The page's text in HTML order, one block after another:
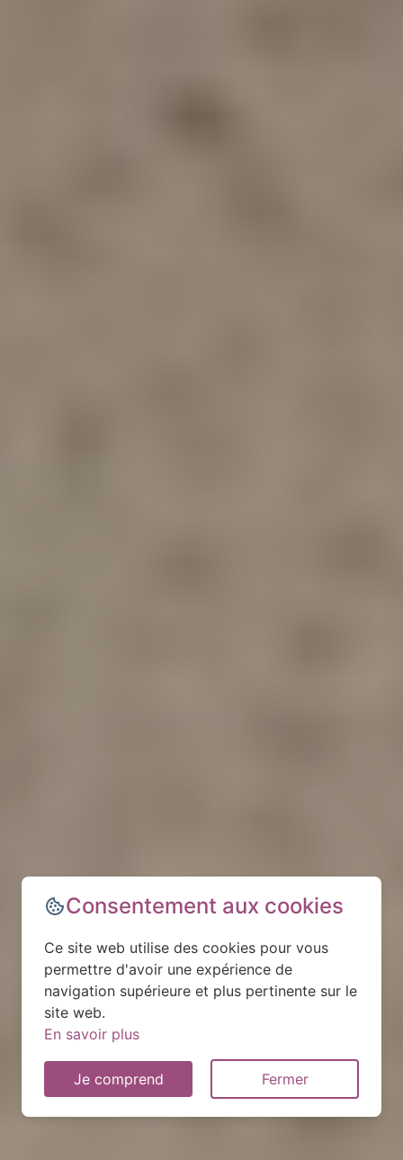
Consentement aux cookies
Ce site web utilise des cookies pour vous
permettre d'avoir une expérience de
navigation supérieure et plus pertinente sur le
site web.
En savoir plus
Je comprend Fermer